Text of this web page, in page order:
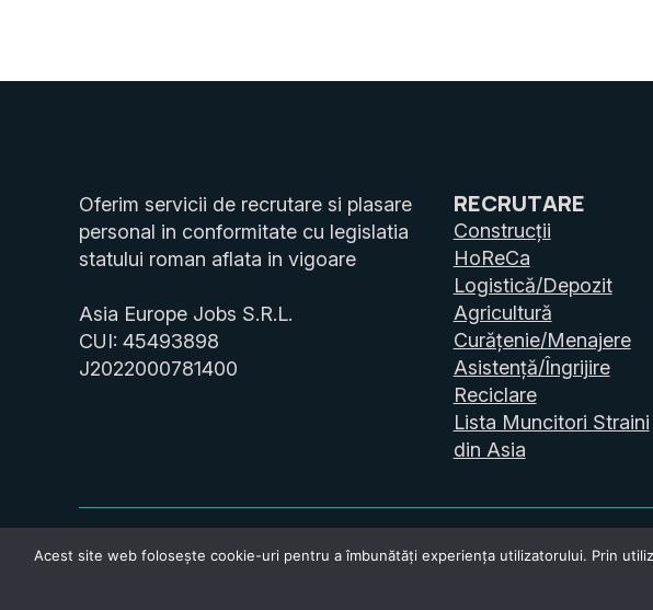
Oferim servicii de recrutare si plasare
personal in conformitate cu legislatia
statului roman aflata in vigoare
Asia Europe Jobs S.R.L.
CUI: 45493898
J2022000781400
RECRUTARE
Construcții
HoReCa
Logistică/Depozit
Agricultură
Curățenie/Menajere
Asistență/Îngrijire
Reciclare
Lista Muncitori Straini
din Asia
Acest site web folosește cookie-uri pentru a îmbunătăți experiența utilizatorului. Prin